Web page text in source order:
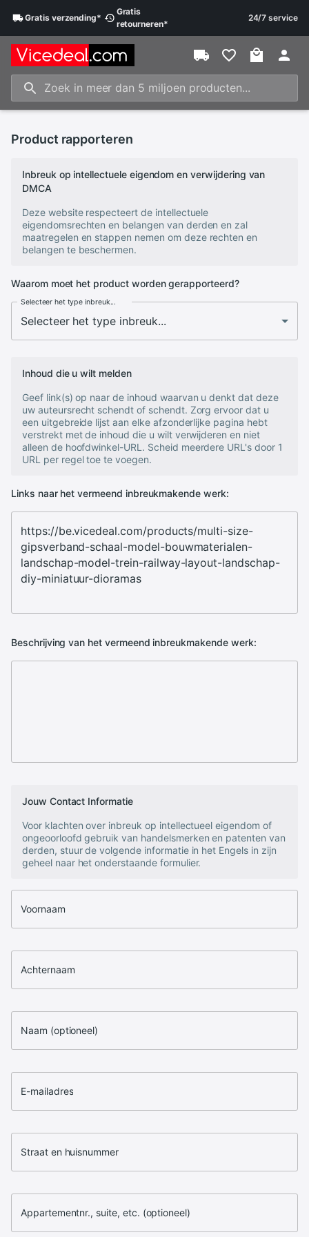
Gratisverzending*
Gratis
retourneren*
24/7 service
Product rapporteren
Inbreuk op intellectuele eigendom en verwijdering van
DMCA
Deze website respecteert de intellectuele
eigendomsrechten en belangen van derden en zal
maatregelen en stappen nemen om deze rechten en
belangen te beschermen.
Waarom moet het product worden gerapporteerd?
Selecteer het type inbreuk...
Inhoud die u wilt melden
Geef link(s) op naar de inhoud waarvan u denkt dat deze
uw auteursrecht schendt of schendt. Zorg ervoor dat u
een uitgebreide lijst aan elke afzonderlijke pagina hebt
verstrekt met de inhoud die u wilt verwijderen en niet
alleen de hoofdwinkel-URL. Scheid meerdere URL's door 1
URL per regel toe te voegen.
Links naar het vermeend inbreukmakende werk:
Beschrijving van het vermeend inbreukmakende werk:
Jouw Contact Informatie
Voor klachten over inbreuk op intellectueel eigendom of
ongeoorloofd gebruik van handelsmerken en patenten van
derden, stuur de volgende informatie in het Engels in zijn
geheel naar het onderstaande formulier.
Voornaam
Achternaam
Naam (optioneel)
E-mailadres
Straat en huisnummer
Appartementnr., suite, etc. (optioneel)